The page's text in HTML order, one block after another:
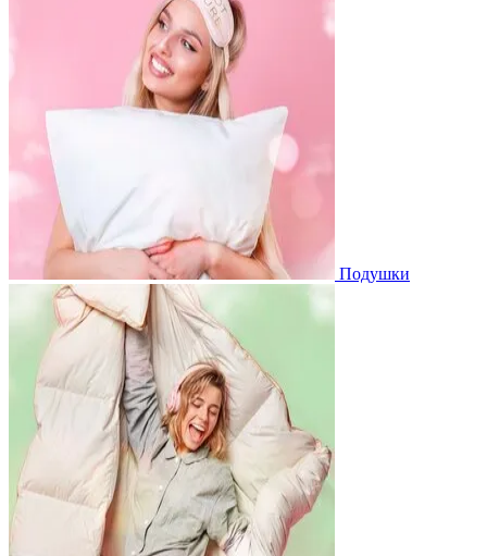
Подушки